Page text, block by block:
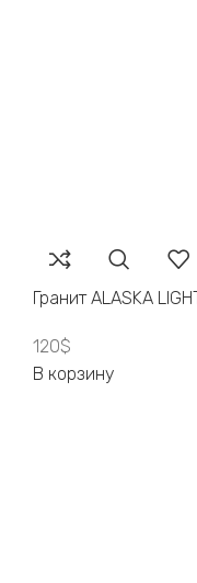
Гранит ALASKA
120$
В корзину